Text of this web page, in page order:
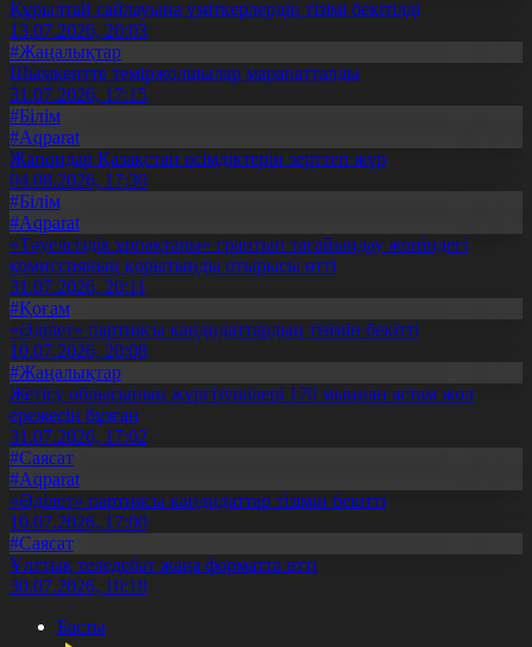
Құрылтай сайлауына үміткерлердің тізімі бекітілді
13.07.2026, 20:03
#Жаңалықтар
Шымкентте теміржолшылар марапатталды
31.07.2026, 17:15
#Білім
#Aqparat
Жапондар Қазақстан өсімдіктерін зерттеп жүр
04.08.2026, 17:30
#Білім
#Aqparat
«Тәуелсіздік ұрпақтары» грантын тағайындау жөніндегі
комиссияның қорытынды отырысы өтті
31.07.2026, 20:11
#Қоғам
«Әділет» партиясы кандидаттардың тізімін бекітті
10.07.2026, 20:08
#Жаңалықтар
Жетісу облысының жүргізушілері 170 мыңнан астам жол
ережесін бұзған
31.07.2026, 17:02
#Саясат
#Aqparat
«Әділет» партиясы кандидаттар тізімін бекітті
10.07.2026, 17:00
#Саясат
Ұлттық теледебат жаңа форматта өтті
30.07.2026, 10:18
Басты